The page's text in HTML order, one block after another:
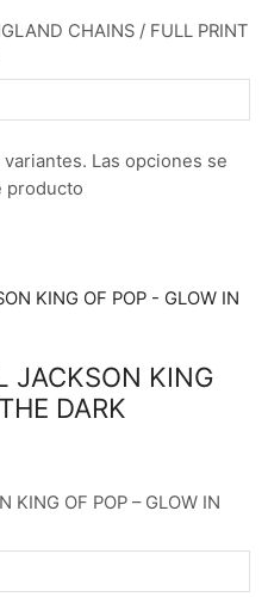
CHAINS / FULL PRINT
Las opciones se
producto
JACKSON KING
DARK
KING OF POP – GLOW IN